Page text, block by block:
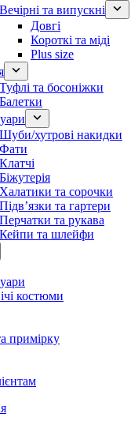
Вечірні та випускні
Довгі
Короткі та міді
Plus size
Туфлі та босоніжки
Балетки
Шуби/хутрові накидки
Фати
Клатчі
Біжутерія
Халатики та сорочки
Підвʼязки та гартери
Перчатки та рукава
Кейпи та шлейфи
костюми
примірку